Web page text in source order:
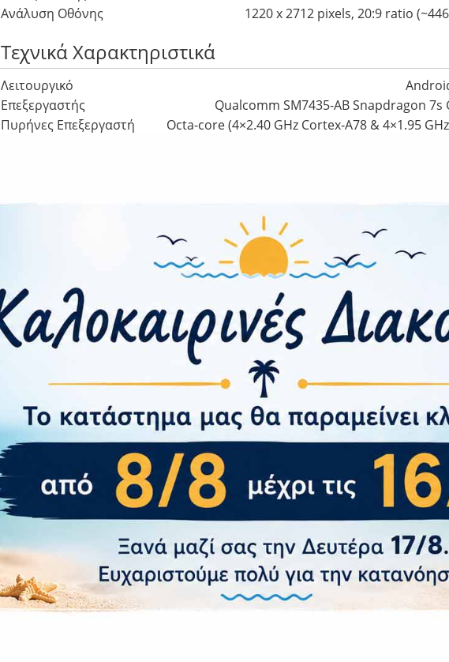
Ανάλυση Οθόνης
1220 x 2712 pixels, 20:9 ratio
Τεχνικά Χαρακτηριστικά
Λειτουργικό
Επεξεργαστής
Qualcomm SM7435-AB Snapdragon 7s
Πυρήνες Επεξεργαστή
Octa-core (4×2.40 GHz Cortex-A78 & 4×1.95
Συνδεσιμότητα
Δίκτυο
WLAN
Wi-Fi Hotspot
NFC
Πρόσθετα
Αφαιρούμενη Μπαταρία
Χωρητικότητα Μπαταρίας
5000 mAh (Fast
Ραδιόφωνο
Δακτυλικό αποτύπωμα